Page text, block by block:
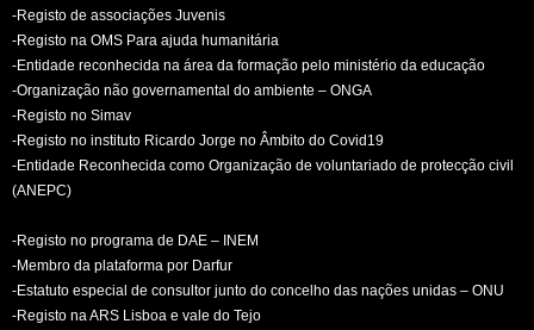
-Registo de associações Juvenis
-Registo na OMS Para ajuda humanitária
-Entidade reconhecida na área da formação pelo ministério da educação
-Organização não governamental do ambiente – ONGA
-Registo no Simav
-Registo no instituto Ricardo Jorge no Âmbito do Covid19
-Entidade Reconhecida como Organização de voluntariado de protecção civil
(ANEPC)
-Registo no programa de DAE – INEM
-Membro da plataforma por Darfur
-Estatuto especial de consultor junto do concelho das nações unidas – ONU
-Registo na ARS Lisboa e vale do Tejo